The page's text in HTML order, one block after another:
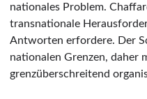
nationales Problem.
transnationale
Antworten erfordere. Der
nationalen Grenzen, daher
grenzüberschreitend